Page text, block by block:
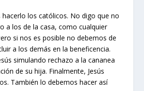
hacerlo los católicos. No digo que no
a los de la casa, como cualquier
si nos es posible no debemos de
a los demás en la beneficencia.
simulando rechazo a la cananea
de su hija. Finalmente, Jesús
También lo debemos hacer así